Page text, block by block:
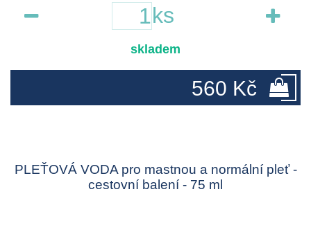
ks
skladem
560 Kč
PLEŤOVÁ VODA pro mastnou a normální pleť -
cestovní balení - 75 ml